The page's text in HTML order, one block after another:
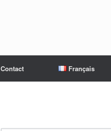
Contact Français